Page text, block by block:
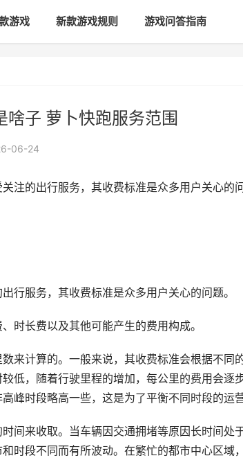
游戏 新款游戏规则 游戏问答指南
啥子 萝卜快跑服务范围
06-24
注的出行服务，其收费标准是众多用户关心的
行服务，其收费标准是众多用户关心的问题。
时长费以及其他可能产生的费用构成。
来计算的。一般来说，其收费标准会根据不同
低，随着行驶里程的增加，每公里的费用会逐
峰时段略高一些，这是为了平衡不同时段的运营
间来收取。当车辆因交通拥堵等原因长时间处
时段不同而有所波动。在繁忙的都市中心区域